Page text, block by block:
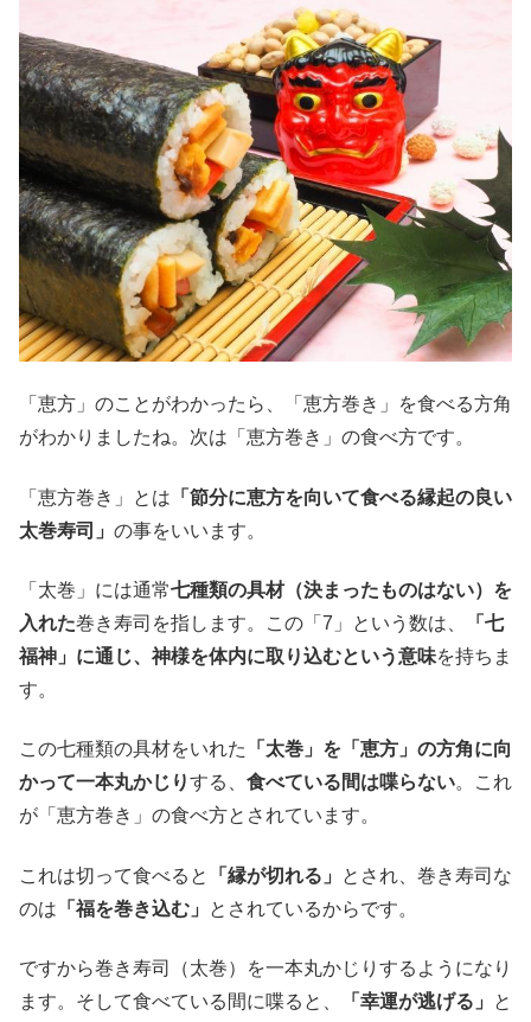
「恵方」のことがわかったら、「恵方巻き」を食べる方角
がわかりましたね。次は「恵方巻き」の食べ方です。
「恵方巻き」とは 「節分に恵方を向いて食べる縁起の良い
太巻寿司」 の事をいいます。
「太巻」には通常七種類の具材（決まったものはない）を
入れた巻き寿司を指します。この「7」という数は、
「七
福神」に通じ、神様を体内に取り込むという意味を持ちま
す。
この七種類の具材をいれた
「太巻」を「恵方」の方角に向
かって一本丸かじりする、 食べている間は喋らない。これ
が「恵方巻き」の食べ方とされています。
これは切って食べると 「縁が切れる」
とされ、巻き寿司な
のは 「福を巻き込む」 とされているからです。
ですから巻き寿司（太巻）を一本丸かじりするようになり
ます。そして食べている間に喋ると、
「幸運が逃げる」
と